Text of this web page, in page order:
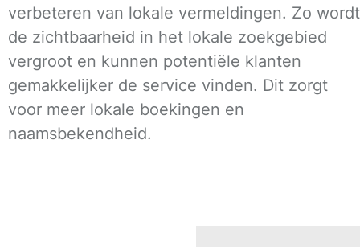
verbeteren van lokale vermeldingen. Zo wordt
de zichtbaarheid in het lokale zoekgebied
vergroot en kunnen potentiële klanten
gemakkelijker de service vinden. Dit zorgt
voor meer lokale boekingen en
naamsbekendheid.